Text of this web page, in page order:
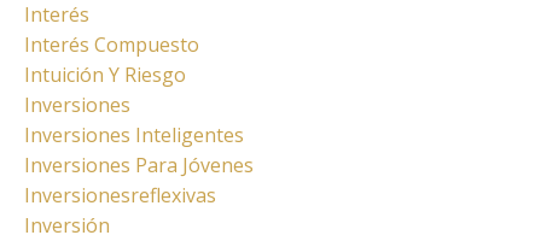
Interés
Interés Compuesto
Intuición Y Riesgo
Inversiones
Inversiones Inteligentes
Inversiones Para Jóvenes
Inversionesreflexivas
Inversión